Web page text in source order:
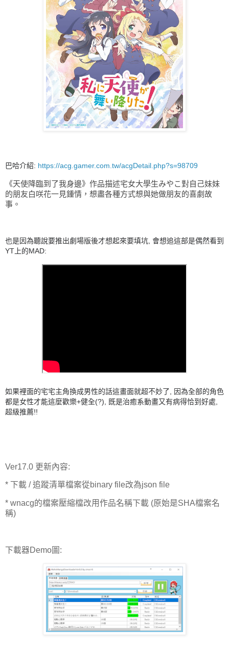
巴哈介紹: https://acg.gamer.com.tw/acgDetail.php?s=98709
《天使降臨到了我身邊》作品描述宅女大學生みやこ對自己妹妹
的朋友白咲花一見鍾情，想盡各種方式想與她做朋友的喜劇故
事。
也是因為聽說要推出劇場版後才想起來要填坑, 會想追這部是偶然看到
YT上的MAD:
如果裡面的宅宅主角換成男性的話這畫面就超不妙了, 因為全部的角色
都是女性才能這麼歡樂+健全(?), 既是治癒系動畫又有病得恰到好處,
超級推薦!!
Ver17.0 更新內容:
* 下載 / 追蹤清單檔案從binary file改為json file
* wnacg的檔案壓縮檔改用作品名稱下載 (原始是SHA檔案名
稱)
下載器Demo圖: